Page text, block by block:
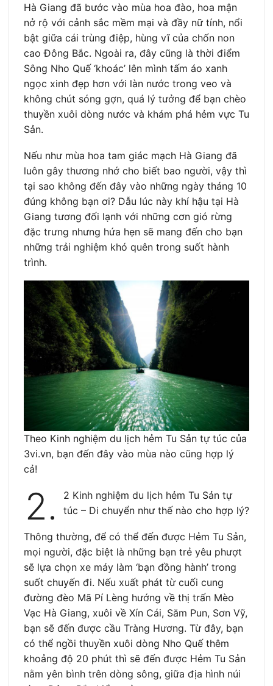
Hà Giang đã bước vào mùa hoa đào, hoa mận
nở rộ với cảnh sắc mềm mại và đầy nữ tính, nổi
bật giữa cái trùng điệp, hùng vĩ của chốn non
cao Đông Bắc. Ngoài ra, đây cũng là thời điểm
Sông Nho Quế ‘khoác’ lên mình tấm áo xanh
ngọc xinh đẹp hơn với làn nước trong veo và
không chút sóng gợn, quá lý tưởng để bạn chèo
thuyền xuôi dòng nước và khám phá hẻm vực Tu
Sản.
Nếu như mùa hoa tam giác mạch Hà Giang đã
luôn gây thương nhớ cho biết bao người, vậy thì
tại sao không đến đây vào những ngày tháng 10
đúng không bạn ơi? Dẫu lúc này khí hậu tại Hà
Giang tương đối lạnh với những cơn gió rừng
đặc trưng nhưng hứa hẹn sẽ mang đến cho bạn
những trải nghiệm khó quên trong suốt hành
trình.
Theo Kinh nghiệm du lịch hẻm Tu Sản tự túc của
3vi.vn, bạn đến đây vào mùa nào cũng hợp lý
cả!
2.
2 Kinh nghiệm du lịch hẻm Tu Sản tự
túc – Di chuyển như thế nào cho hợp lý?
Thông thường, để có thể đến được Hẻm Tu Sản,
mọi người, đặc biệt là những bạn trẻ yêu phượt
sẽ lựa chọn xe máy làm ‘bạn đồng hành’ trong
suốt chuyến đi. Nếu xuất phát từ cuối cung
đường đèo Mã Pí Lèng hướng về thị trấn Mèo
Vạc Hà Giang, xuôi về Xín Cái, Săm Pun, Sơn Vỹ,
bạn sẽ đến được cầu Tràng Hương. Từ đây, bạn
có thể ngồi thuyền xuôi dòng Nho Quế thêm
khoảng độ 20 phút thì sẽ đến được Hẻm Tu Sản
nằm yên bình trên dòng sông, giữa địa hình núi